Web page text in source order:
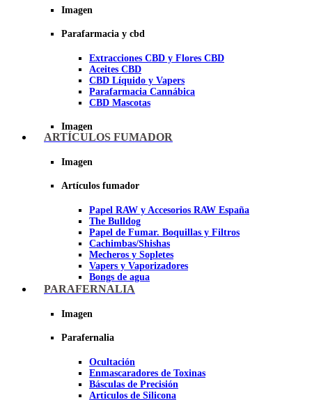
Imagen
Parafarmacia y cbd
Extracciones CBD y Flores CBD
Aceites CBD
CBD Líquido y Vapers
Parafarmacia Cannábica
CBD Mascotas
Imagen
ARTÍCULOS FUMADOR
Imagen
Artículos fumador
Papel RAW y Accesorios RAW España
The Bulldog
Papel de Fumar. Boquillas y Filtros
Cachimbas/Shishas
Mecheros y Sopletes
Vapers y Vaporizadores
Bongs de agua
Bandejas para liar
Ceniceros para Fumadores
Pipas BHO
Dabbers
Imagen
PARAFERNALIA
Imagen
Parafernalia
Ocultación
Enmascaradores de Toxinas
Básculas de Precisión
Articulos de Silicona